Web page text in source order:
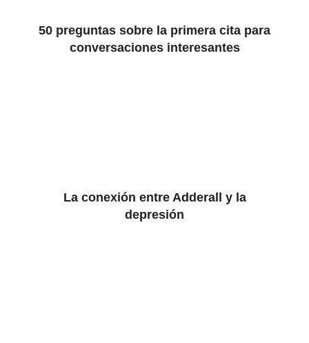
50 preguntas sobre la primera cita para
conversaciones interesantes
La conexión entre Adderall y la
depresión